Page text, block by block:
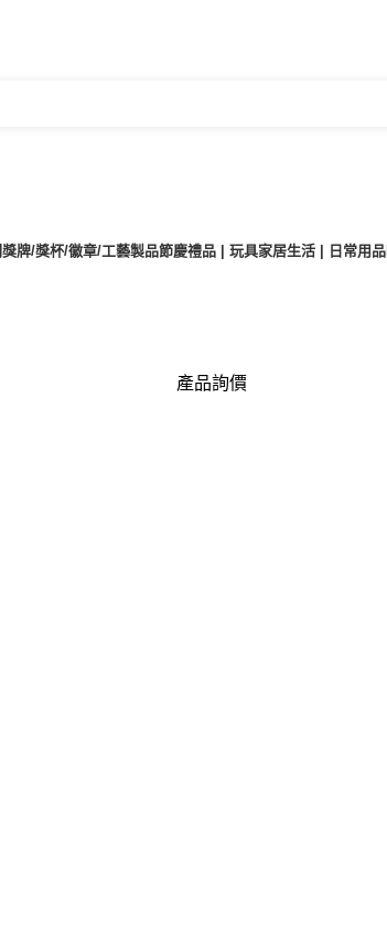
獎牌/獎杯/徽章/工藝製品節慶禮品 | 玩具家居生活 | 日常用品
產品詢價